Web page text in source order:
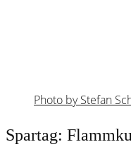
Photo by Stefan
Spartag: